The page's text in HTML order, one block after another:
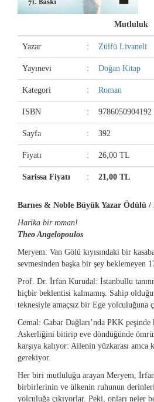
Mutluluk
Yazar : Zülfü Livaneli
Yayınevi : Doğan Kitap
Kategori : Roman
ISBN : 9786050904192
Sayfa : 392
Fiyatı : 26,00 TL
Sarissa Fiyatı : 21,00 TL
Barnes & Noble Büyük Yazar Ödülü /
Harika bir roman!
Theo Angelopoulos
Meryem: Van Gölü kıyısındaki bir
sevmesinden başka bir şey beklemeyen
Prof. Dr. İrfan Kurudal: İstanbullu
hiçbir beklentisi kalmamış. Sahip
teknesiyle amaçsız bir Ege yolculuğuna
Cemal: Gabar Dağları’nda PKK
Askerliğini bitirip eve döndüğünde
karşıya kalıyor: Ailenin yüzkarası amca
gerekiyor.
Her biri mutluluğu arayan Meryem,
birbirlerinin ve ülkenin ruhunun
yolculuğa çıkıyorlar. Peki, onları neler